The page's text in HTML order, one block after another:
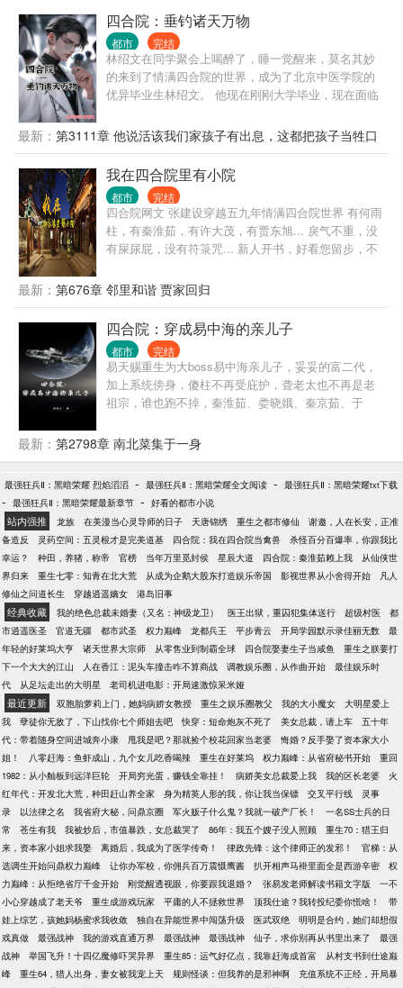
四合院：垂钓诸天万物
都市 完结
林绍文在同学聚会上喝醉了，睡一觉醒来，莫名其妙
的来到了情满四合院的世界，成为了北京中医学院的
优异毕业生林绍文。 他现在刚刚大学毕业，现在面临
还是去轧钢厂当一名默默无闻的厂医。 林绍文二话不
说，就选择了厂医。 没有办法，让一个社畜去医院当
医生，那不等于是杀人？更何况，协和医院可都是大
佬级别的，人家一眼就能看出他的医学水平。 可在他
做出了选择后，脑海中“叮”了一声。 “诸天垂钓”系统开
启，诸天万物，皆可垂钓。 林绍文差点没吐血，这该
死的垂钓系统早来一分钟，他的人生就不一样了。
最新： 第3111章 他说活该我们家孩子有出息，这都把孩子当牲口
打
我在四合院里有小院
都市 完结
四合院网文 张建设穿越五九年情满四合院世界 有何雨
柱，有秦淮茹，有许大茂，有贾东旭... 戾气不重，没
有屎尿屁，没有符箓咒... 新人开书，好看您留步，不
最新： 第676章 邻里和谐 贾家回归
四合院：穿成易中海的亲儿子
都市 完结
易天赐重生为大boss易中海亲儿子，妥妥的富二代，
加上系统傍身，傻柱不再受庇护，聋老太也不再是老
祖宗，谁也跑不掉，秦淮茹、娄晓娥、秦京茹、于
最新： 第2798章 南北菜集于一身
最强狂兵Ⅱ：黑暗荣耀 烈焰滔滔 - 最强狂兵Ⅱ：黑暗荣耀全文阅读 - 最强狂兵Ⅱ：黑暗荣耀txt下载
- 最强狂兵Ⅱ：黑暗荣耀最新章节 - 好看的都市小说
站内强推 龙族 在美漫当心灵导师的日子 天唐锦绣 重生之都市修仙
谢邀，人在长安，正准
备造反
灵药空间：五灵根才是完美道基 四合院：我在四合院当禽兽
杀怪百分百爆率，你跟我比
幸运？
种田，养猪，称帝 官榜 当年万里觅封侯 星辰大道 四合院：秦淮茹赖上我
从仙侠世
界归来
重生七零：知青在北大荒 从成为企鹅大股东打造娱乐帝国 影视世界从小舍得开始
凡人
修仙之问道长生
穿越逍遥嫡女 港岛旧事
经典收藏 我的绝色总裁未婚妻（又名：神级龙卫） 医王出狱，重囚犯集体送行 超级村医
都
市逍遥医圣
官道无疆 都市武圣 权力巅峰 龙都兵王 平步青云 开局学园默示录佳丽无数
最
年轻的好莱坞大亨
诸天世界大宗师 从零售业到制霸全球 四合院娶妻生子当咸鱼
重生之朕要打
下一个大大的江山
人在香江：泥头车撞击咋不算商战 调教娱乐圈，从作曲开始
最佳娱乐时
代
从足坛走出的大明星 老司机进电影：开局速激惊呆米娅
最近更新 双胞胎萝莉上门，她妈病娇女教授 重生之娱乐圈教父 我的大小魔女
大明星爱上
我
孽徒你无敌了，下山找你七个师姐去吧 快穿：短命炮灰不死了 美女总裁，请上车
五十年
代：带着随身空间进城奔小康
甩我是吧？那就捡个校花回家当老婆
悔婚？反手娶了资本家大小
姐！
八零赶海：鱼虾成山，九个女儿吃香喝辣 重生在好莱坞 权力巅峰：从省府秘书开始
重回
1982：从小舢板到远洋巨轮
开局穷光蛋，赚钱全靠挂！ 病娇美女总裁爱上我 我的区长老婆
火
红年代：开发北大荒，种田赶山养全家
身为精英人形的我，你让我当保镖 交叉平行线
灵事
录
以法律之名 我省府大秘，问鼎京圈 军火贩子什么鬼？我就一破产厂长！
一名SS士兵的日
常
苍生有我 我被炒后，市值暴跌，女总裁哭了 86年：我五个嫂子没人照顾
重生70：猎王归
来，资本家小姐求我娶
离婚后，我成为了医学传奇！ 律政先锋：这个律师正的发邪！
官梯：从
选调生开始问鼎权力巅峰
让你办军校，你佣兵百万震慑鹰酱 扒开相声马褂里面全是西游辛密
权
力巅峰：从拒绝省厅千金开始
刚觉醒透视眼，你要跟我退婚？ 张易发老师解读书籍文字版
一不
小心穿越成了老天爷
重生成游戏玩家 平庸的人不拯救世界 顶我仕途？我转投纪委你慌啥！
带
娃上综艺，孩她妈杨蜜求我收敛
独自在异能世界中闯荡升级 医武双绝
明明是合约，她们却想假
戏真做
最强战神 我的游戏直通万界 最强战神 最强战神 仙子，求你别再从书里出来了
最强
战神
举国飞升！十四亿魔修吓哭异界 重生85：运气好亿点，我靠赶海成首富
从村支书到仕途巅
峰
重生64，猎人出身，妻女被我宠上天 规则怪谈：但我养的是邪神啊
充值系统不正经，开局暴